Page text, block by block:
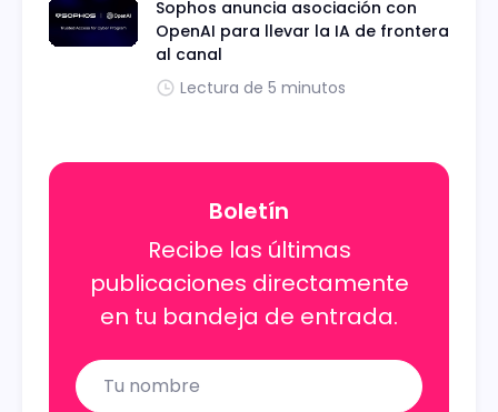
Sophos anuncia asociación con
OpenAI para llevar la IA de frontera
al canal
Lectura de 5 minutos
Boletín
Recibe las últimas
publicaciones directamente
en tu bandeja de entrada.
Name
Email